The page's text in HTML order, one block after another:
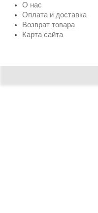
О нас
Оплата и доставка
Возврат товара
Карта сайта